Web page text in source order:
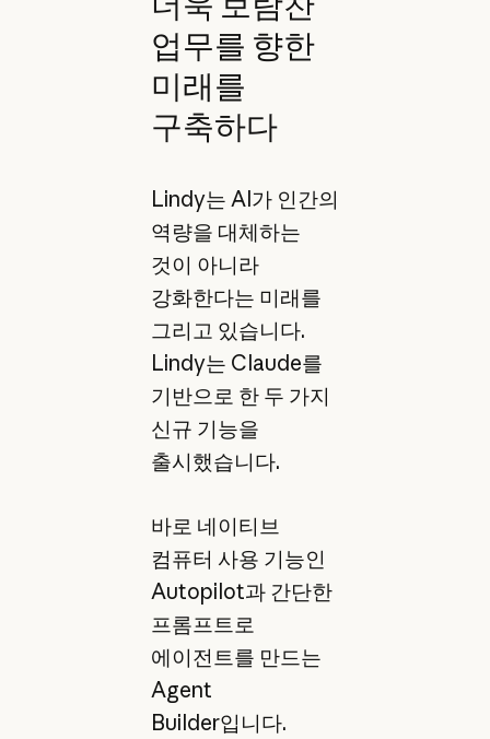
업무를 향한
미래를
구축하다
Lindy는 AI가 인간의
역량을 대체하는
것이 아니라
강화한다는 미래를
그리고 있습니다.
Lindy는 Claude를
기반으로 한 두 가지
신규 기능을
출시했습니다.
바로 네이티브
컴퓨터 사용 기능인
Autopilot과 간단한
프롬프트로
에이전트를 만드는
Agent
Builder입니다.